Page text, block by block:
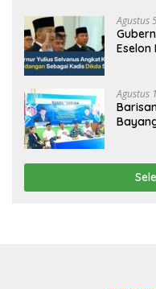
Agustus
Gubernur
Eselon
Agustus